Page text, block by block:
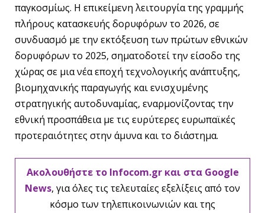
παγκοσμίως. Η επικείμενη λειτουργία της γραμμής
πλήρους κατασκευής δορυφόρων το 2026, σε
συνδυασμό με την εκτόξευση των πρώτων εθνικών
δορυφόρων το 2025, σηματοδοτεί την είσοδο της
χώρας σε μια νέα εποχή τεχνολογικής ανάπτυξης,
βιομηχανικής παραγωγής και ενισχυμένης
στρατηγικής αυτοδυναμίας, εναρμονίζοντας την
εθνική προσπάθεια με τις ευρύτερες ευρωπαϊκές
προτεραιότητες στην άμυνα και το διάστημα.
Ακολουθήστε το Infocom.gr και στα Google
News, για όλες τις τελευταίες εξελίξεις από τον
κόσμο των τηλεπικοινωνιών και της